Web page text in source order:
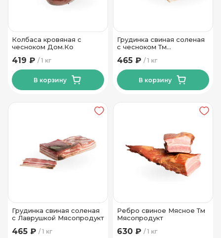
Колбаса кровяная с
чесноком Дом.Ко
1 кг
419 ₽
В корзину
Грудинка свиная соленая
с чесноком Тм
1 кг
465 ₽
В корзину
Грудинка свиная соленая
с Лаврушкой Мясопродукт
1 кг
465 ₽
Ребро свиное Мясное Тм
Мясопродукт
1 кг
630 ₽